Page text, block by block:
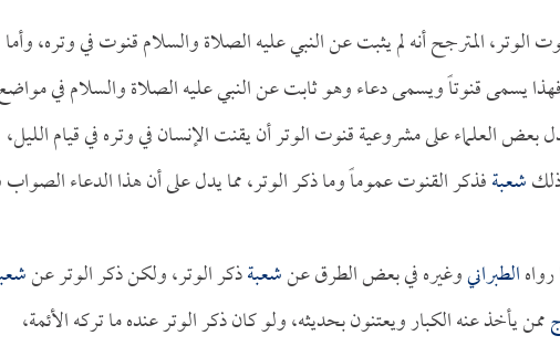
الوتر، المترجح أنه لم يثبت عن النبي عليه الصلاة والسلام قنوت في وتره، وأما
يسمى قنوتاً ويسمى دعاء وهو ثابت عن النبي عليه الصلاة والسلام في
بعض العلماء على مشروعية قنوت الوتر أن يقنت الإنسان في وتره في قيام الليل،
شعبةفذكر القنوت عموماً وما ذكر الوتر، مما يدل على أن هذا الدعاء الصواب
الطبرانيوغيره في بعض الطرق عنشعبةذكر الوتر، ولكن ذكر الوتر عن
ممن يأخذ عنه الكبار ويعتنون بحديثه، ولو كان ذكر الوتر عنده ما تركه الأئمة،